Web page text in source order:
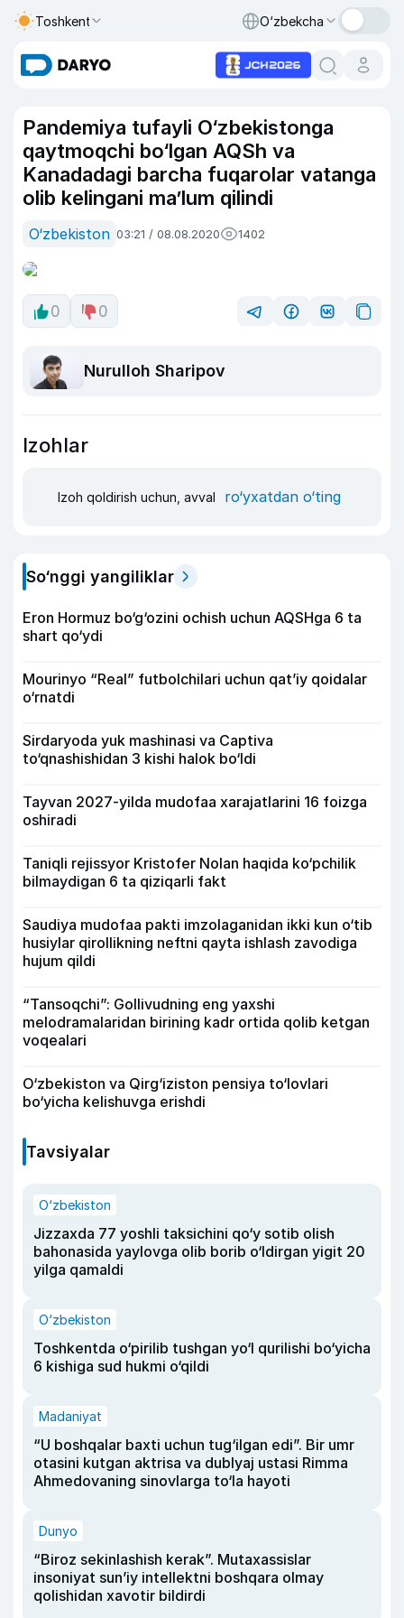
Toshkent O‘zbekcha
Pandemiya tufayli O‘zbekistonga
qaytmoqchi bo‘lgan AQSh va
Kanadadagi barcha fuqarolar vatanga
olib kelingani ma’lum qilindi
O‘zbekiston 03:21 / 08.08.2020 1402
0 0
Nurulloh Sharipov
Izohlar
Izoh qoldirish uchun, avval ro‘yxatdan o‘ting
So‘nggi yangiliklar
Eron Hormuz bo‘g‘ozini ochish uchun AQSHga 6 ta
shart qo‘ydi
Mourinyo “Real” futbolchilari uchun qat’iy qoidalar
o‘rnatdi
Sirdaryoda yuk mashinasi va Captiva
to‘qnashishidan 3 kishi halok bo‘ldi
Tayvan 2027-yilda mudofaa xarajatlarini 16 foizga
oshiradi
Taniqli rejissyor Kristofer Nolan haqida ko‘pchilik
bilmaydigan 6 ta qiziqarli fakt
Saudiya mudofaa pakti imzolaganidan ikki kun o‘tib
husiylar qirollikning neftni qayta ishlash zavodiga
hujum qildi
“Tansoqchi”: Gollivudning eng yaxshi
melodramalaridan birining kadr ortida qolib ketgan
voqealari
O‘zbekiston va Qirg‘iziston pensiya to‘lovlari
bo‘yicha kelishuvga erishdi
Tavsiyalar
O‘zbekiston
Jizzaxda 77 yoshli taksichini qo‘y sotib olish
bahonasida yaylovga olib borib o‘ldirgan yigit 20
yilga qamaldi
O‘zbekiston
Toshkentda o‘pirilib tushgan yo‘l qurilishi bo‘yicha
6 kishiga sud hukmi o‘qildi
Madaniyat
“U boshqalar baxti uchun tug‘ilgan edi”. Bir umr
otasini kutgan aktrisa va dublyaj ustasi Rimma
Ahmedovaning sinovlarga to‘la hayoti
Dunyo
“Biroz sekinlashish kerak”. Mutaxassislar
insoniyat sun’iy intellektni boshqara olmay
qolishidan xavotir bildirdi